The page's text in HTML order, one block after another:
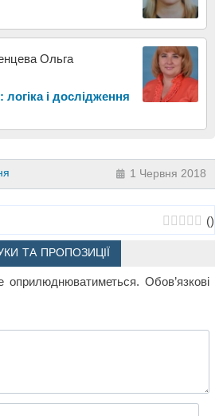
Ольга
логіка і дослідження
1 Червня 2018
()
ТА ПРОПОЗИЦІЇ
Обов’язкові